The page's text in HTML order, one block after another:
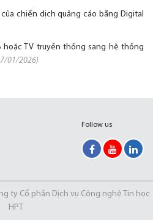
chiến dịch quảng cáo bằng Digital
hoặc TV truyền thống sang hệ thống
01/2026)
Follow us
ty Cổ phần Dịch vụ Công nghệ Tin học
HPT